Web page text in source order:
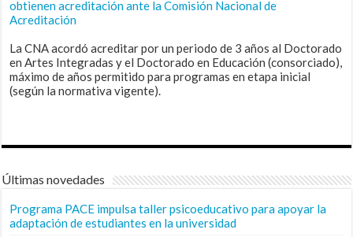
obtienen acreditación ante la Comisión Nacional de
Acreditación
La CNA acordó acreditar por un periodo de 3 años al Doctorado
en Artes Integradas y el Doctorado en Educación (consorciado),
máximo de años permitido para programas en etapa inicial
(según la normativa vigente).
Últimas novedades
Programa PACE impulsa taller psicoeducativo para apoyar la
adaptación de estudiantes en la universidad